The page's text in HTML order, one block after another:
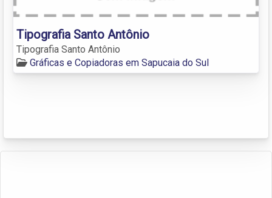
Tipografia Santo Antônio
Tipografia Santo Antônio
Gráficas e Copiadoras em Sapucaia do Sul